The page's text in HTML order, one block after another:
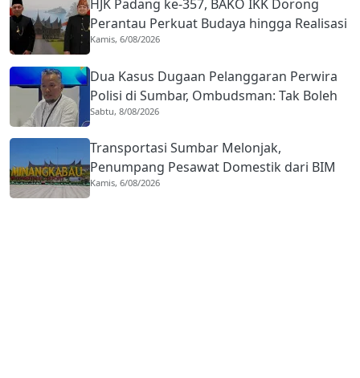
HJK Padang ke-357, BAKO IKK Dorong
Perantau Perkuat Budaya hingga Realisasi
Kota Gastronomi
Kamis, 6/08/2026
Dua Kasus Dugaan Pelanggaran Perwira
Polisi di Sumbar, Ombudsman: Tak Boleh
Ada Toleransi
Sabtu, 8/08/2026
Transportasi Sumbar Melonjak,
Penumpang Pesawat Domestik dari BIM
Naik Hampir 33 Persen
Kamis, 6/08/2026